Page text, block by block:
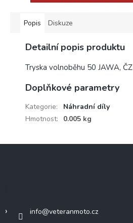
Popis Diskuze
Detailní popis produktu
Tryska volnoběhu 50 JAWA, ČZ
Doplňkové parametry
Kategorie:
Náhradní díly
Hmotnost: 0.005 kg
info@veteranmoto.cz